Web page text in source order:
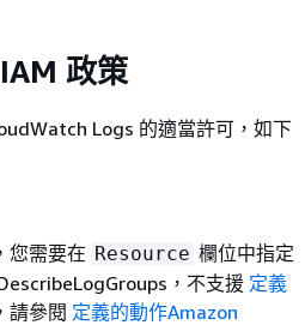
政策
Logs 的適當許可，如下
您需要在 Resource 欄位中指定
，不支援 定義
請參閱 定義的動作Amazon